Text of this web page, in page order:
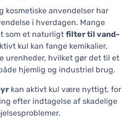
kosmetiske anvendelser har
i hverdagen. Mange
som et naturligt filter til vand-
kul kan fange kemikalier,
urenheder, hvilket gør det til et
hjemlig og industriel brug.
kan aktivt kul være nyttigt, for
efter indtagelse af skadelige